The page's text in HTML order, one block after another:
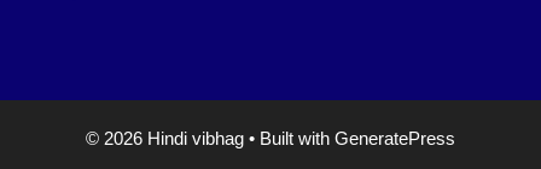
© 2026 Hindi vibhag • Built with GeneratePress